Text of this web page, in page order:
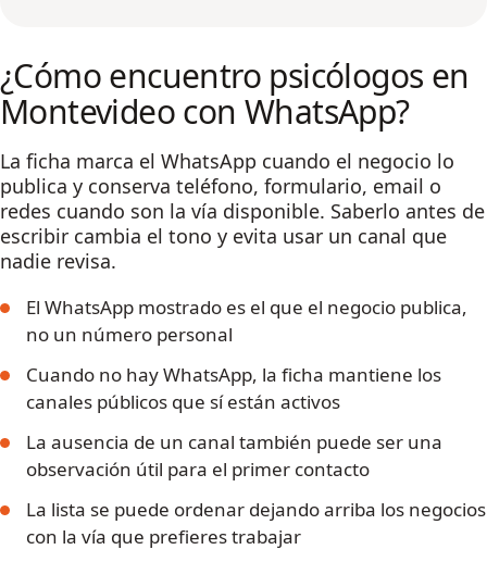
¿Cómo encuentro psicólogos en
Montevideo con WhatsApp?
La ficha marca el WhatsApp cuando el negocio lo
publica y conserva teléfono, formulario, email o
redes cuando son la vía disponible. Saberlo antes de
escribir cambia el tono y evita usar un canal que
nadie revisa.
El WhatsApp mostrado es el que el negocio publica,
no un número personal
Cuando no hay WhatsApp, la ficha mantiene los
canales públicos que sí están activos
La ausencia de un canal también puede ser una
observación útil para el primer contacto
La lista se puede ordenar dejando arriba los negocios
con la vía que prefieres trabajar